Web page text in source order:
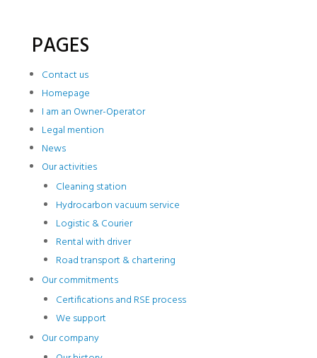
PAGES
Contact us
Homepage
I am an Owner-Operator
Legal mention
News
Our activities
Cleaning station
Hydrocarbon vacuum service
Logistic & Courier
Rental with driver
Road transport & chartering
Our commitments
Certifications and RSE process
We support
Our company